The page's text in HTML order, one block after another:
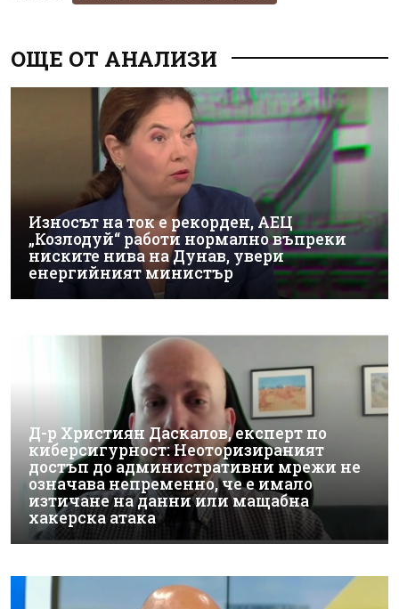
ОЩЕ ОТ АНАЛИЗИ
Износът на ток е рекорден, АЕЦ
„Козлодуй“ работи нормално въпреки
ниските нива на Дунав, увери
енергийният министър
Д-р Християн Даскалов, експерт по
киберсигурност: Неоторизираният
достъп до административни мрежи не
означава непременно, че е имало
изтичане на данни или мащабна
хакерска атака